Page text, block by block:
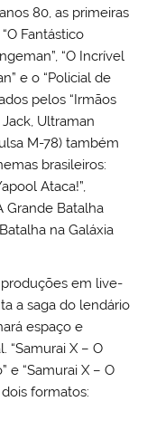
80, as primeiras
Fantástico
“O Incrível
e o “Policial de
pelos “Irmãos
Ultraman
M-78) também
brasileiros:
Ataca!”,
Grande Batalha
na Galáxia
produções em live-
a saga do lendário
espaço e
X – O
e “Samurai X – O
formatos: